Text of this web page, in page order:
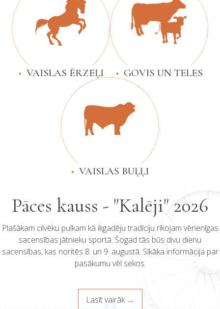
VAISLAS ĒRZEĻI GOVIS UN TELES
VAISLAS BUĻĻI
Pāces kauss - "Kalēji" 2026
Plašākam cilvēku pulkam kā ikgadēju tradīciju rīkojam vērienīgas
sacensības jātnieku sportā. Šogad tās būs divu dienu
sacensības, kas noritēs 8. un 9. augustā. Sīkāka informācija par
pasākumu vēl sekos.
Lasīt vairāk